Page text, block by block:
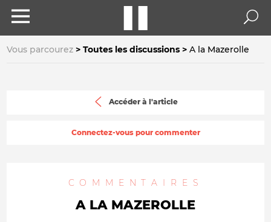
Vous parcourez Toutes les discussions A la Mazerolle
Accéder à l'article
Connectez-vous pour commenter
COMMENTAIRES
A LA MAZEROLLE